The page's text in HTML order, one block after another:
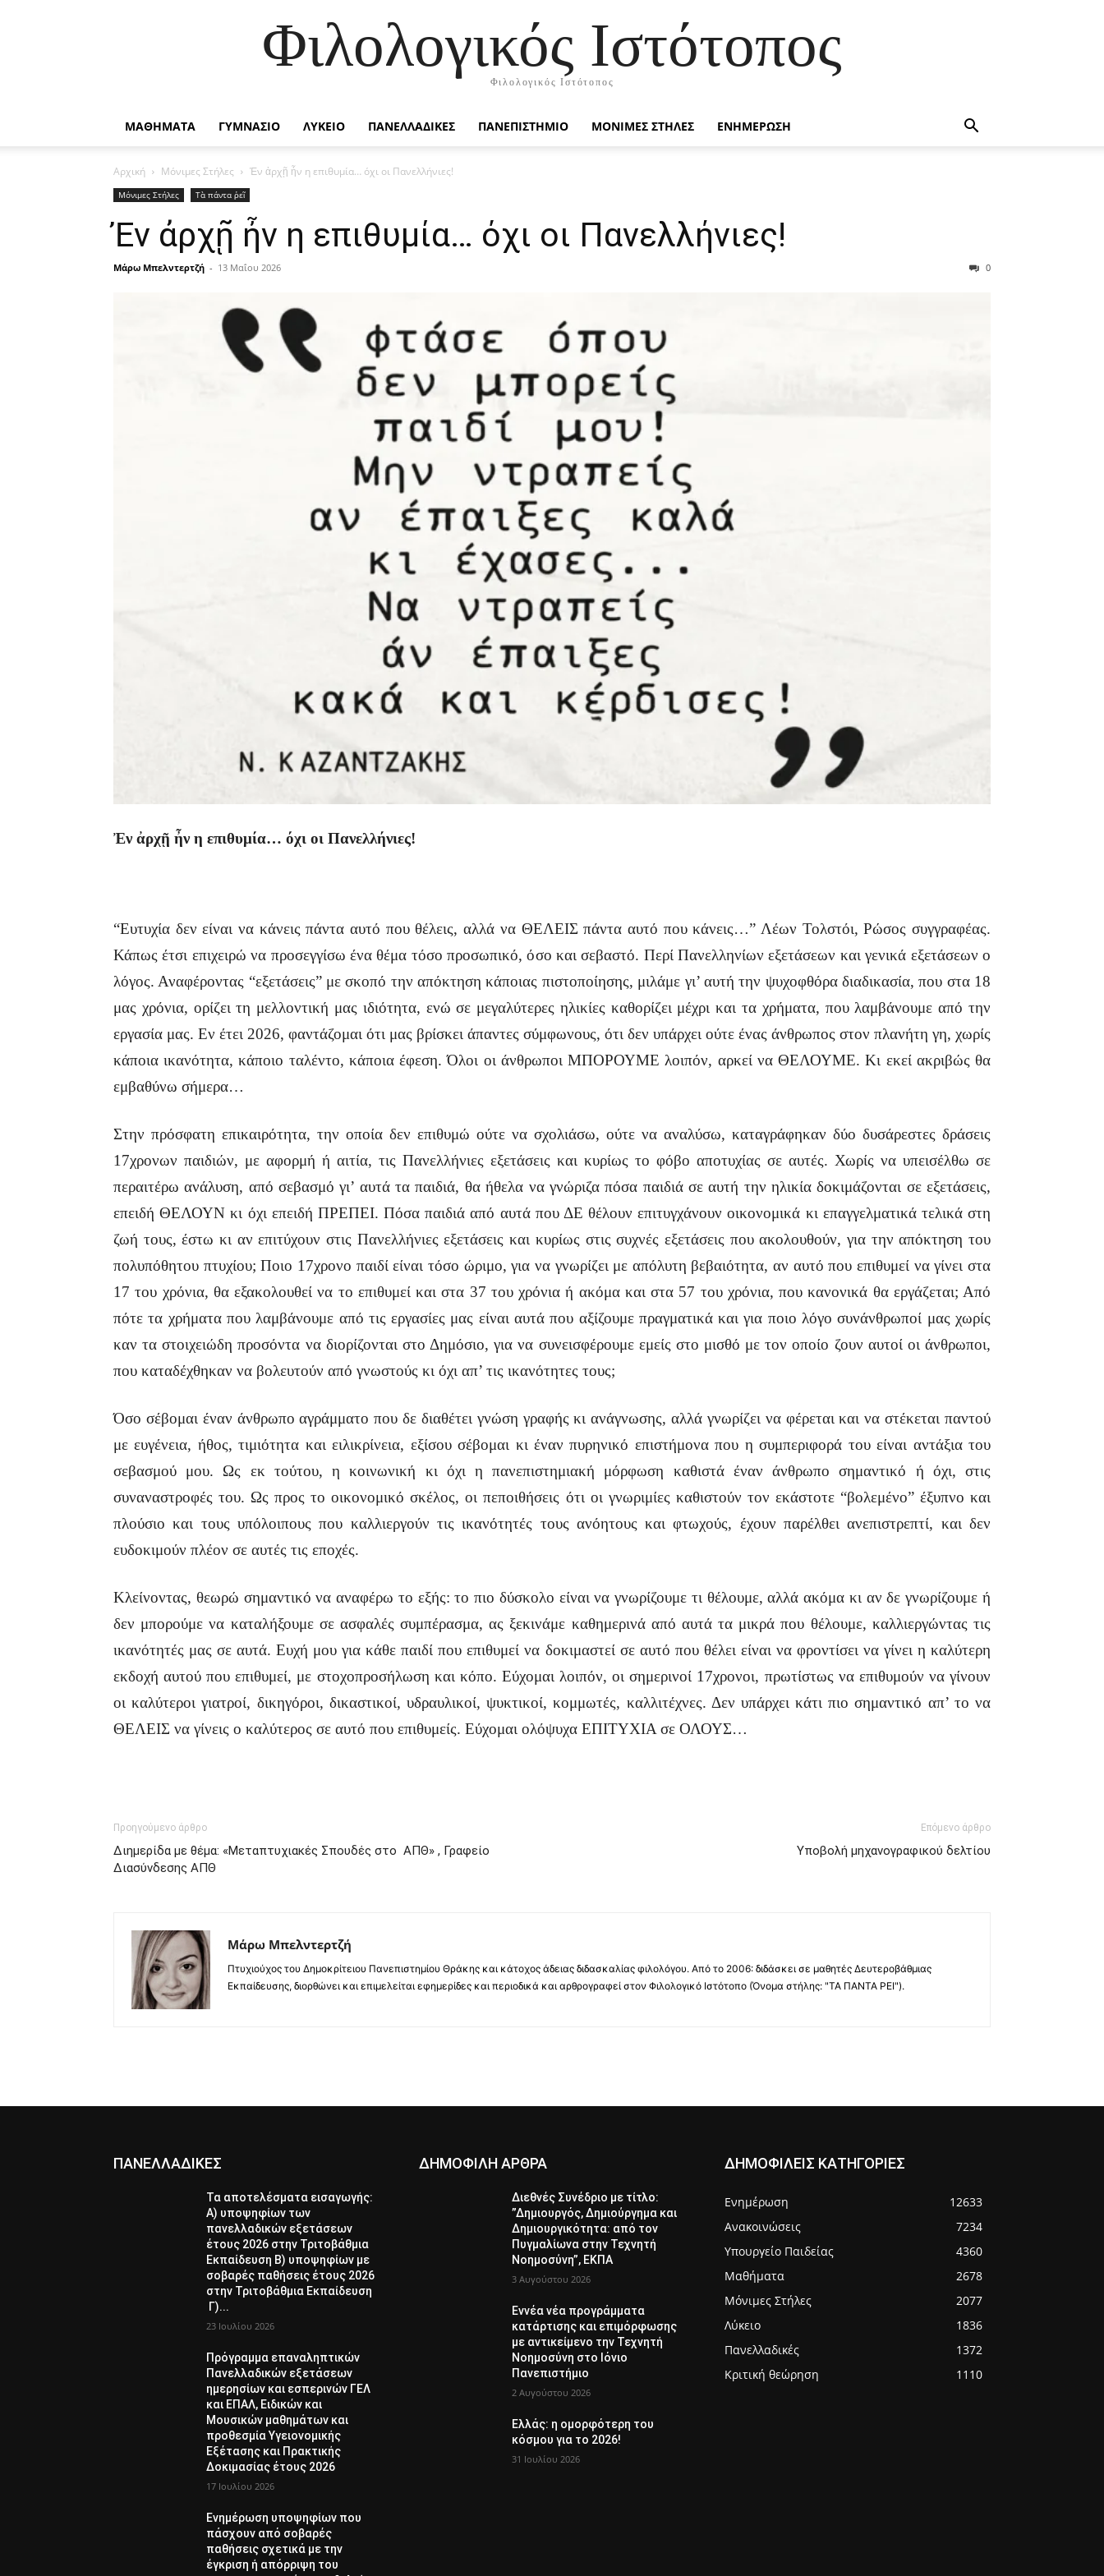
Φιλολογικός Ιστότοπος
Φιλολογικός Ιστότοπος
ΜΑΘΗΜΑΤΑ ΓΥΜΝΑΣΙΟ ΛΥΚΕΙΟ ΠΑΝΕΛΛΑΔΙΚΕΣ ΠΑΝΕΠΙΣΤΗΜΙΟ ΜΟΝΙΜΕΣ ΣΤΗΛΕΣ ΕΝΗΜΕΡΩΣΗ
Αρχική Μόνιμες Στήλες Ἐν ἀρχῇ ἦν η επιθυμία… όχι οι Πανελλήνιες!
Μόνιμες Στήλες Τὰ πάντα ῥεῖ
Ἐν ἀρχῇ ἦν η επιθυμία… όχι οι Πανελλήνιες!
Μάρω Μπελντερτζή - 13 Μαΐου 2026 0
Ἐν ἀρχῇ ἦν η επιθυμία… όχι οι Πανελλήνιες!
“Ευτυχία δεν είναι να κάνεις πάντα αυτό που θέλεις, αλλά να ΘΕΛΕΙΣ πάντα αυτό που κάνεις…” Λέων Τολστόι, Ρώσος συγγραφέας.
Κάπως έτσι επιχειρώ να προσεγγίσω ένα θέμα τόσο προσωπικό, όσο και σεβαστό. Περί Πανελληνίων εξετάσεων και γενικά εξετάσεων ο
λόγος. Αναφέροντας “εξετάσεις” με σκοπό την απόκτηση κάποιας πιστοποίησης, μιλάμε γι’ αυτή την ψυχοφθόρα διαδικασία, που στα 18
μας χρόνια, ορίζει τη μελλοντική μας ιδιότητα, ενώ σε μεγαλύτερες ηλικίες καθορίζει μέχρι και τα χρήματα, που λαμβάνουμε από την
εργασία μας. Εν έτει 2026, φαντάζομαι ότι μας βρίσκει άπαντες σύμφωνους, ότι δεν υπάρχει ούτε ένας άνθρωπος στον πλανήτη γη, χωρίς
κάποια ικανότητα, κάποιο ταλέντο, κάποια έφεση. Όλοι οι άνθρωποι ΜΠΟΡΟΥΜΕ λοιπόν, αρκεί να ΘΕΛΟΥΜΕ. Κι εκεί ακριβώς θα
εμβαθύνω σήμερα…
Στην πρόσφατη επικαιρότητα, την οποία δεν επιθυμώ ούτε να σχολιάσω, ούτε να αναλύσω, καταγράφηκαν δύο δυσάρεστες δράσεις
17χρονων παιδιών, με αφορμή ή αιτία, τις Πανελλήνιες εξετάσεις και κυρίως το φόβο αποτυχίας σε αυτές. Χωρίς να υπεισέλθω σε
περαιτέρω ανάλυση, από σεβασμό γι’ αυτά τα παιδιά, θα ήθελα να γνώριζα πόσα παιδιά σε αυτή την ηλικία δοκιμάζονται σε εξετάσεις,
επειδή ΘΕΛΟΥΝ κι όχι επειδή ΠΡΕΠΕΙ. Πόσα παιδιά από αυτά που ΔΕ θέλουν επιτυγχάνουν οικονομικά κι επαγγελματικά τελικά στη
ζωή τους, έστω κι αν επιτύχουν στις Πανελλήνιες εξετάσεις και κυρίως στις συχνές εξετάσεις που ακολουθούν, για την απόκτηση του
πολυπόθητου πτυχίου; Ποιο 17χρονο παιδί είναι τόσο ώριμο, για να γνωρίζει με απόλυτη βεβαιότητα, αν αυτό που επιθυμεί να γίνει στα
17 του χρόνια, θα εξακολουθεί να το επιθυμεί και στα 37 του χρόνια ή ακόμα και στα 57 του χρόνια, που κανονικά θα εργάζεται; Από
πότε τα χρήματα που λαμβάνουμε από τις εργασίες μας είναι αυτά που αξίζουμε πραγματικά και για ποιο λόγο συνάνθρωποί μας χωρίς
καν τα στοιχειώδη προσόντα να διορίζονται στο Δημόσιο, για να συνεισφέρουμε εμείς στο μισθό με τον οποίο ζουν αυτοί οι άνθρωποι,
που καταδέχθηκαν να βολευτούν από γνωστούς κι όχι απ’ τις ικανότητες τους;
Όσο σέβομαι έναν άνθρωπο αγράμματο που δε διαθέτει γνώση γραφής κι ανάγνωσης, αλλά γνωρίζει να φέρεται και να στέκεται παντού
με ευγένεια, ήθος, τιμιότητα και ειλικρίνεια, εξίσου σέβομαι κι έναν πυρηνικό επιστήμονα που η συμπεριφορά του είναι αντάξια του
σεβασμού μου. Ως εκ τούτου, η κοινωνική κι όχι η πανεπιστημιακή μόρφωση καθιστά έναν άνθρωπο σημαντικό ή όχι, στις
συναναστροφές του. Ως προς το οικονομικό σκέλος, οι πεποιθήσεις ότι οι γνωριμίες καθιστούν τον εκάστοτε “βολεμένο” έξυπνο και
πλούσιο και τους υπόλοιπους που καλλιεργούν τις ικανότητές τους ανόητους και φτωχούς, έχουν παρέλθει ανεπιστρεπτί, και δεν
ευδοκιμούν πλέον σε αυτές τις εποχές.
Κλείνοντας, θεωρώ σημαντικό να αναφέρω το εξής: το πιο δύσκολο είναι να γνωρίζουμε τι θέλουμε, αλλά ακόμα κι αν δε γνωρίζουμε ή
δεν μπορούμε να καταλήξουμε σε ασφαλές συμπέρασμα, ας ξεκινάμε καθημερινά από αυτά τα μικρά που θέλουμε, καλλιεργώντας τις
ικανότητές μας σε αυτά. Ευχή μου για κάθε παιδί που επιθυμεί να δοκιμαστεί σε αυτό που θέλει είναι να φροντίσει να γίνει η καλύτερη
εκδοχή αυτού που επιθυμεί, με στοχοπροσήλωση και κόπο. Εύχομαι λοιπόν, οι σημερινοί 17χρονοι, πρωτίστως να επιθυμούν να γίνουν
οι καλύτεροι γιατροί, δικηγόροι, δικαστικοί, υδραυλικοί, ψυκτικοί, κομμωτές, καλλιτέχνες. Δεν υπάρχει κάτι πιο σημαντικό απ’ το να
ΘΕΛΕΙΣ να γίνεις ο καλύτερος σε αυτό που επιθυμείς. Εύχομαι ολόψυχα ΕΠΙΤΥΧΙΑ σε ΟΛΟΥΣ…
Προηγούμενο άρθρο
Διημερίδα με θέμα: «Μεταπτυχιακές Σπουδές στο ΑΠΘ» , Γραφείο
Διασύνδεσης ΑΠΘ
Επόμενο άρθρο
Υποβολή μηχανογραφικού δελτίου
Μάρω Μπελντερτζή
Πτυχιούχος του Δημοκρίτειου Πανεπιστημίου Θράκης και κάτοχος άδειας διδασκαλίας φιλολόγου. Από το 2006: διδάσκει σε μαθητές Δευτεροβάθμιας
Εκπαίδευσης, διορθώνει και επιμελείται εφημερίδες και περιοδικά και αρθρογραφεί στον Φιλολογικό Ιστότοπο (Όνομα στήλης: "ΤΑ ΠΑΝΤΑ ΡΕΙ").
ΠΑΝΕΛΛΑΔΙΚΕΣ
Τα αποτελέσματα εισαγωγής:
Α) υποψηφίων των
πανελλαδικών εξετάσεων
έτους 2026 στην Τριτοβάθμια
Εκπαίδευση Β) υποψηφίων με
σοβαρές παθήσεις έτους 2026
στην Τριτοβάθμια Εκπαίδευση
Γ)...
23 Ιουλίου 2026
Πρόγραμμα επαναληπτικών
Πανελλαδικών εξετάσεων
ημερησίων και εσπερινών ΓΕΛ
και ΕΠΑΛ, Ειδικών και
Μουσικών μαθημάτων και
προθεσμία Υγειονομικής
Εξέτασης και Πρακτικής
Δοκιμασίας έτους 2026
17 Ιουλίου 2026
Ενημέρωση υποψηφίων που
πάσχουν από σοβαρές
παθήσεις σχετικά με την
έγκριση ή απόρριψη του
ΔΗΜΟΦΙΛΗ ΑΡΘΡΑ
Διεθνές Συνέδριο με τίτλο:
”Δημιουργός, Δημιούργημα και
Δημιουργικότητα: από τον
Πυγμαλίωνα στην Τεχνητή
Νοημοσύνη”, ΕΚΠΑ
3 Αυγούστου 2026
Εννέα νέα προγράμματα
κατάρτισης και επιμόρφωσης
με αντικείμενο την Τεχνητή
Νοημοσύνη στο Ιόνιο
Πανεπιστήμιο
2 Αυγούστου 2026
Ελλάς: η ομορφότερη του
κόσμου για το 2026!
31 Ιουλίου 2026
ΔΗΜΟΦΙΛΕΙΣ ΚΑΤΗΓΟΡΙΕΣ
Ενημέρωση
12633
Ανακοινώσεις
7234
Υπουργείο Παιδείας
4360
Μαθήματα
2678
Μόνιμες Στήλες
2077
Λύκειο
1836
Πανελλαδικές
1372
Κριτική θεώρηση
1110